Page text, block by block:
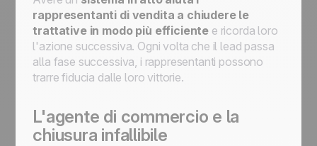
rappresentanti di vendita a chiudere le
trattative in modo più efficiente e ricorda loro
l'azione successiva. Ogni volta che il lead passa
alla fase successiva, i rappresentanti possono
trarre fiducia dalle loro vittorie.
L'agente di commercio e la
chiusura infallibile